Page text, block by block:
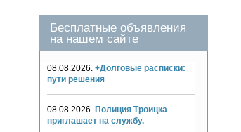
Бесплатные объявления
на нашем сайте
08.08.2026. +Долговые расписки:
пути решения
08.08.2026. Полиция Троицка
приглашает на службу.